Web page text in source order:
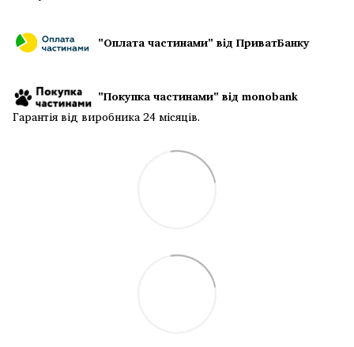
"Оплата частинами" від ПриватБанку
"Покупка частинами" від monobank
Гарантія від виробника 24 місяців.